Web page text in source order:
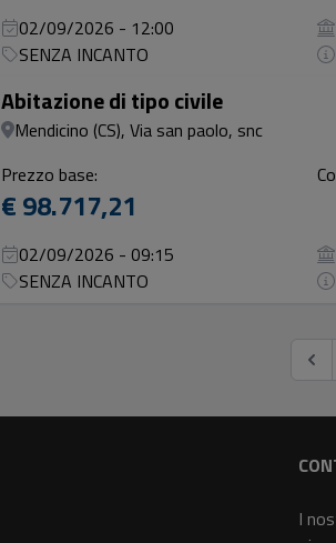
02/09/2026 - 12:00
SENZA INCANTO
Abitazione di tipo civile
Mendicino (CS), Via san paolo, snc
Prezzo base:
€ 98.717,21
02/09/2026 - 09:15
SENZA INCANTO
I